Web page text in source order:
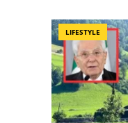
LIFESTYLE